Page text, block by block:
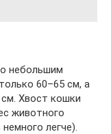
небольшим
60–65 см, а
Хвост кошки
животного
легче).